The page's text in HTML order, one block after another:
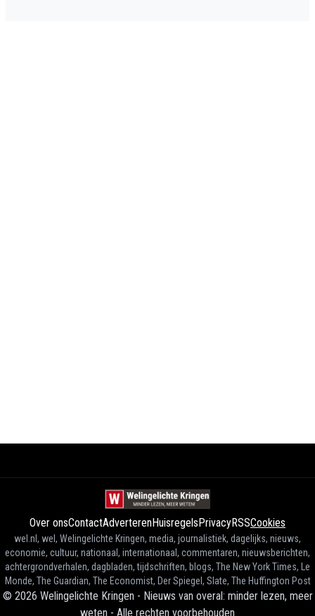
Over onsContactAdverterenHuisregels PrivacyRSSCookies
wel.nl, wel, Welingelichte Kringen, media, journalistiek, dagelijks, nieuws,
economie, cultuur, nationaal, internationaal, commentaren, nieuwsberichten,
achtergrondverhalen, dagbladen, tijdschriften, blogs, The New York Times, Le
Monde, The Guardian, The Economist, Der Spiegel, Slate, The Huffington Post
© 2026 Welingelichte Kringen - Nieuws van overal: minder lezen, meer
weten - Alle rechten voorbehouden